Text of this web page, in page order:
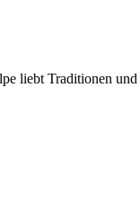
liebt Traditionen